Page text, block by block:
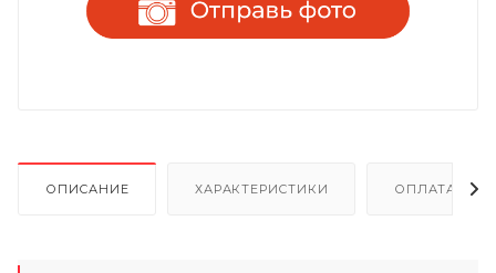
ОПИСАНИЕ ХАРАКТЕРИСТИКИ ОПЛАТА И